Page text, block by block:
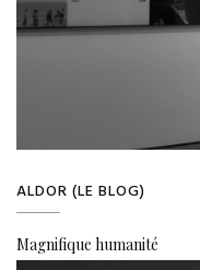
ALDOR (LE BLOG)
Magnifique humanité